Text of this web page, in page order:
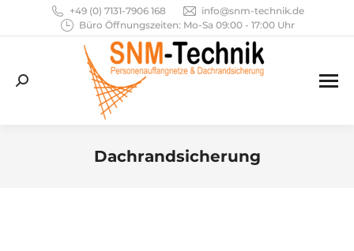
+49 (0) 7131-7906 168
info@snm-technik.de
Büro Öffnungszeiten: Mo-Sa 09:00 - 17:00 Uhr
Search:
Dachrandsicherung